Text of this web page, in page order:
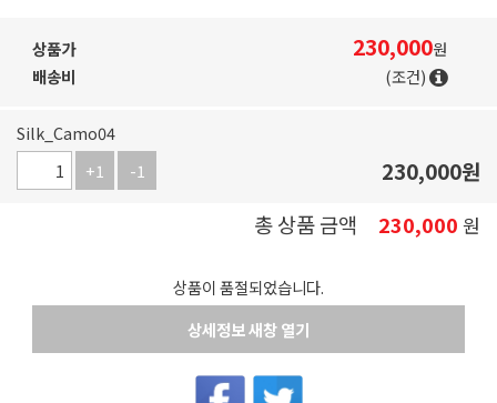
상품가 230,000원
배송비
(조건)
Silk_Camo04
+1
-1 230,000원
총 상품 금액
230,000 원
상품이 품절되었습니다.
상세정보 새창 열기